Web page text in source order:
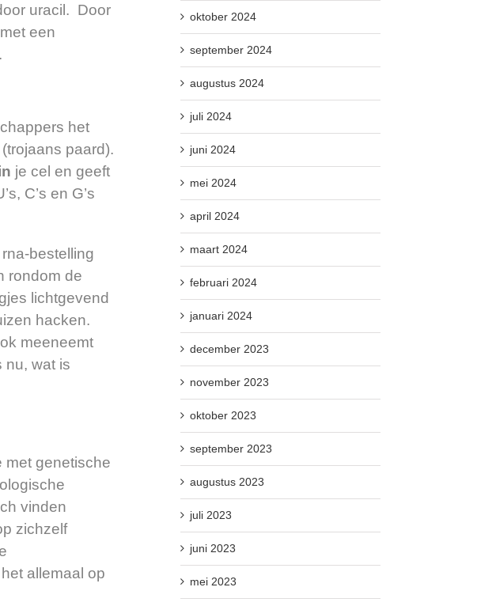
uracil. Door
een
het
paard).
je cel en geeft
C’s en G’s
bestelling
rondom de
lichtgevend
hacken.
meeneemt
nu, wat is
met genetische
vinden
zichzelf
allemaal op
oktober 2024
september 2024
augustus 2024
juli 2024
juni 2024
mei 2024
april 2024
maart 2024
februari 2024
januari 2024
december 2023
november 2023
oktober 2023
september 2023
augustus 2023
juli 2023
juni 2023
mei 2023